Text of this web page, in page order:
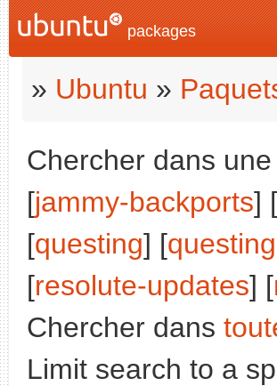
packages
» Ubuntu »
Chercher dans
[jammy-backports] [
[questing] [
[resolute-updates] [
Chercher dans
Limit search to a